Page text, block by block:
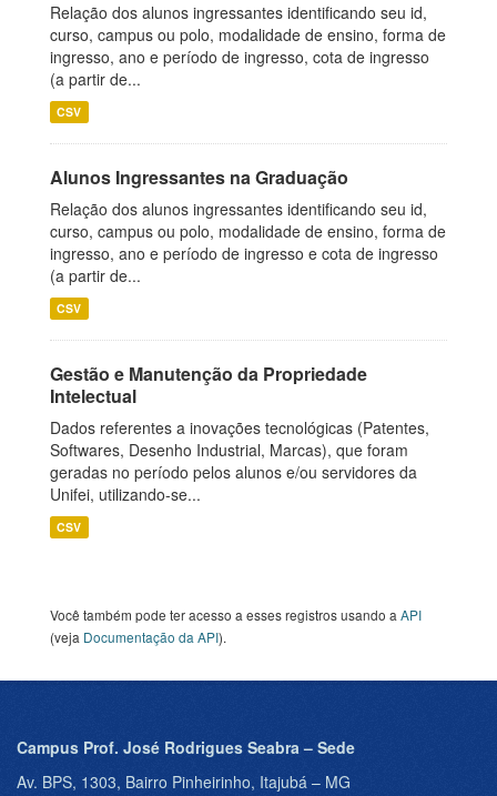
Relação dos alunos ingressantes identificando seu id,
curso, campus ou polo, modalidade de ensino, forma de
ingresso, ano e período de ingresso, cota de ingresso
(a partir de...
CSV
Alunos Ingressantes na Graduação
Relação dos alunos ingressantes identificando seu id,
curso, campus ou polo, modalidade de ensino, forma de
ingresso, ano e período de ingresso e cota de ingresso
(a partir de...
CSV
Gestão e Manutenção da Propriedade
Intelectual
Dados referentes a inovações tecnológicas (Patentes,
Softwares, Desenho Industrial, Marcas), que foram
geradas no período pelos alunos e/ou servidores da
Unifei, utilizando-se...
CSV
Você também pode ter acesso a esses registros usando a API
(veja Documentação da API).
Campus Prof. José Rodrigues Seabra – Sede
Av. BPS, 1303, Bairro Pinheirinho, Itajubá – MG